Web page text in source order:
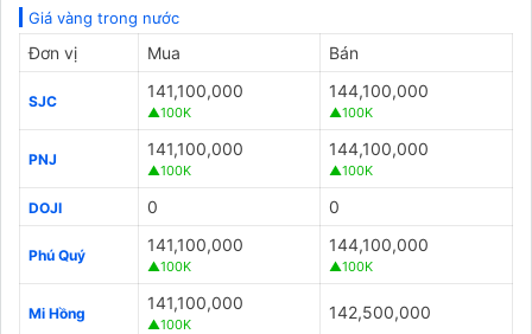
Giá vàng trong nước
Đơn vị Mua Bán
SJC
141,100,000
▲100K
144,100,000
▲100K
PNJ
141,100,000
▲100K
144,100,000
▲100K
DOJI 0 0
Phú Quý
141,100,000
▲100K
144,100,000
▲100K
Mi Hồng
141,100,000
▲100K
142,500,000